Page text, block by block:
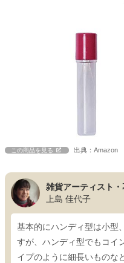
この商品を見る 出典：Amazon
雑貨アーティスト
上島 佳代子
基本的にハンディ型は小型
すが、ハンディ型でもコイ
イプのように細長いものな